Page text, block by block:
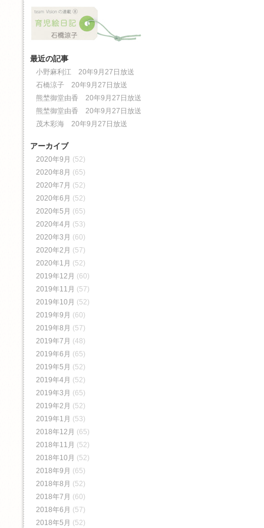
最近の記事
小野麻利江 20年9月27日放送
石橋涼子 20年9月27日放送
熊埜御堂由香 20年9月27日放送
熊埜御堂由香 20年9月27日放送
茂木彩海 20年9月27日放送
アーカイブ
2020年9月 (52)
2020年8月 (65)
2020年7月 (52)
2020年6月 (52)
2020年5月 (65)
2020年4月 (53)
2020年3月 (60)
2020年2月 (57)
2020年1月 (52)
2019年12月 (60)
2019年11月 (57)
2019年10月 (52)
2019年9月 (60)
2019年8月 (57)
2019年7月 (48)
2019年6月 (65)
2019年5月 (52)
2019年4月 (52)
2019年3月 (65)
2019年2月 (52)
2019年1月 (53)
2018年12月 (65)
2018年11月 (52)
2018年10月 (52)
2018年9月 (65)
2018年8月 (52)
2018年7月 (60)
2018年6月 (57)
2018年5月 (52)